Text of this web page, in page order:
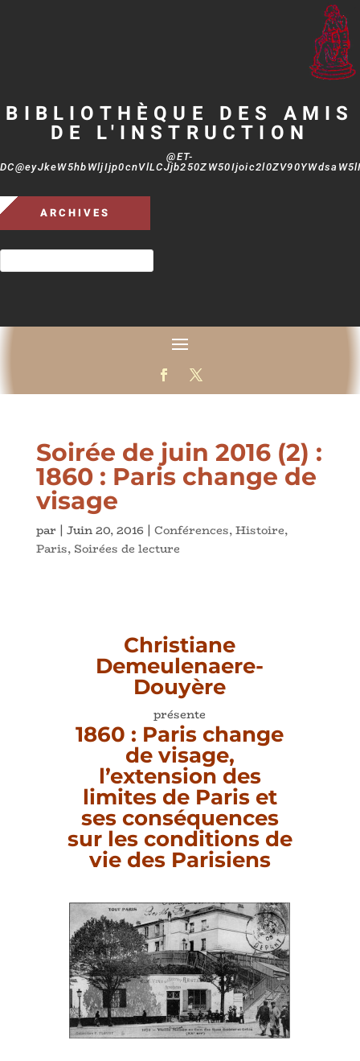
BIBLIOTHÈQUE DES AMIS
DE L'INSTRUCTION
@ET-
ARCHIVES
Soirée de juin 2016 (2) :
1860 : Paris change de
visage
par | Juin 20, 2016 | Conférences,Histoire,
Paris, Soirées de lecture
Christiane
Demeulenaere-
Douyère
présente
1860 : Paris change
de visage,
l’extension des
limites de Paris et
ses conséquences
sur les conditions de
vie des Parisiens